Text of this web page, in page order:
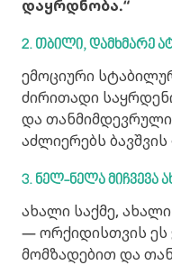
დაყრდნობა.“
2. თბილი, დამხმარე
ემოციური
ძირითადი
და
აძლიერებს ბავშვის
3. ნელ-ნელა მიჩვევა
ახალი საქმე,
— ორქიდისთვის ეს
მომზადებით და